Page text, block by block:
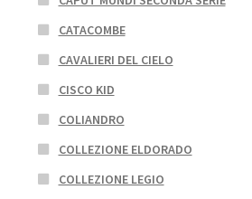
CATACOMBE
CAVALIERI DEL CIELO
CISCO KID
COLIANDRO
COLLEZIONE ELDORADO
COLLEZIONE LEGIO